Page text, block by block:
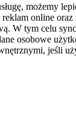
możemy
reklam online
W tym celu
osobowe
jeśli